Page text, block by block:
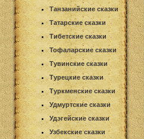
Танзанийские сказки
Татарские сказки
Тибетские сказки
Тофаларские сказки
Тувинские сказки
Турецкие сказки
Туркменские сказки
Удмуртские сказки
Удэгейские сказки
Узбекские сказки